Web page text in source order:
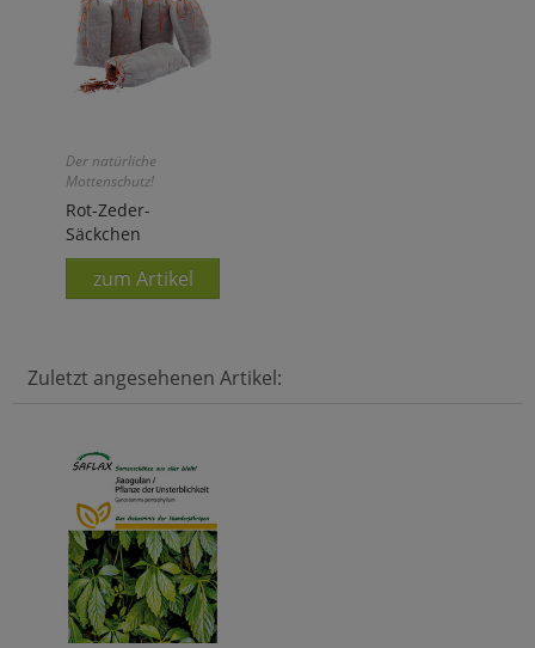
Der natürliche
Mottenschutz!
Rot-Zeder-
Säckchen
zum Artikel
Zuletzt angesehenen Artikel: